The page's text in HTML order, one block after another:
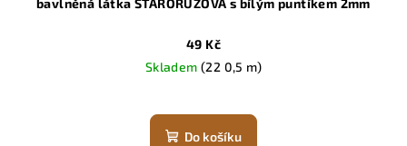
bavlněná látka STARORŮŽOVÁ s bílým puntíkem 2mm
49 Kč
Skladem(22 0,5 m)
Do košíku